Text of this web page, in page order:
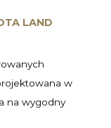
LAND
w
na wygodny